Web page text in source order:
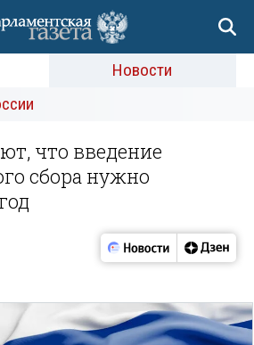
Новости
что введение
сбора нужно